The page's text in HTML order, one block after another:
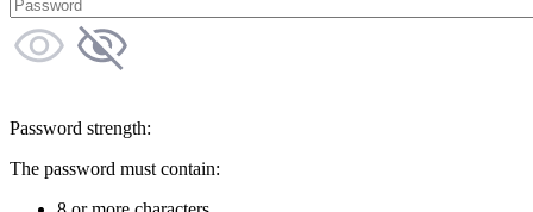
Password strength:
The password must contain: